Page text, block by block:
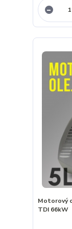
Motorový
TDI 66kW